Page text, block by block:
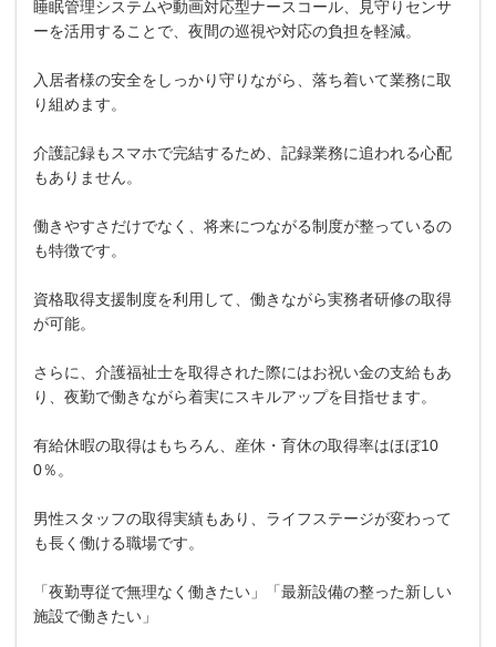
睡眠管理システムや動画対応型ナースコール、見守りセンサ
ーを活用することで、夜間の巡視や対応の負担を軽減。
入居者様の安全をしっかり守りながら、落ち着いて業務に取
り組めます。
介護記録もスマホで完結するため、記録業務に追われる心配
もありません。
働きやすさだけでなく、将来につながる制度が整っているの
も特徴です。
資格取得支援制度を利用して、働きながら実務者研修の取得
が可能。
さらに、介護福祉士を取得された際にはお祝い金の支給もあ
り、夜勤で働きながら着実にスキルアップを目指せます。
有給休暇の取得はもちろん、産休・育休の取得率はほぼ10
0％。
男性スタッフの取得実績もあり、ライフステージが変わって
も長く働ける職場です。
「夜勤専従で無理なく働きたい」「最新設備の整った新しい
施設で働きたい」